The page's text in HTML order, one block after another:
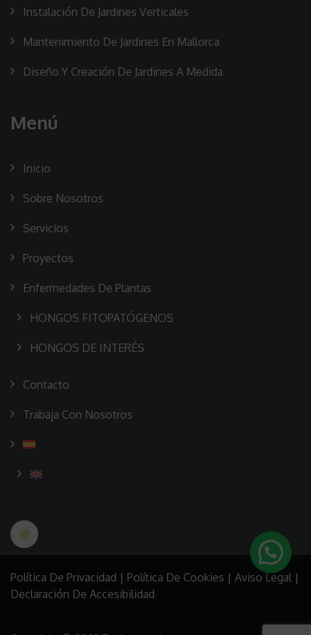
Instalación De Jardines Verticales
Mantenimiento De Jardines En Mallorca
Diseño Y Creación De Jardines A Medida
Menú
Inicio
Sobre Nosotros
Servicios
Proyectos
Enfermedades De Plantas
HONGOS FITOPATÓGENOS
HONGOS DE INTERÉS
Contacto
Trabaja Con Nosotros
Política De Privacidad | Política De Cookies | Aviso Legal |
Declaración De Accesibilidad